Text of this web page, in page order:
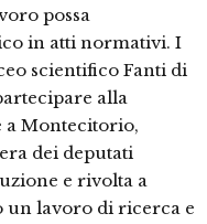
possa
in atti normativi. I
scientifico Fanti di
alla
a Montecitorio,
dei deputati
e rivolta a
un lavoro di ricerca e